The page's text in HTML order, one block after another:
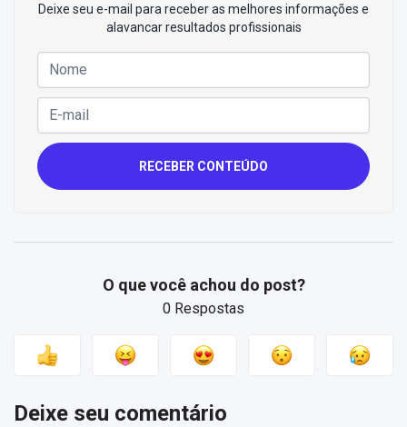
Deixe seu e-mail para receber as melhores informações e
alavancar resultados profissionais
RECEBER CONTEÚDO
O que você achou do post?
0 Respostas
Deixe seu comentário